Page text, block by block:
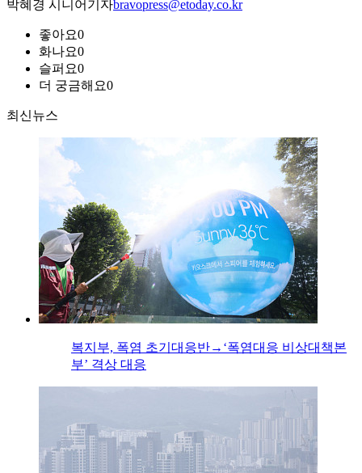
박혜경 시니어기자bravopress@etoday.co.kr
좋아요0
화나요0
슬퍼요0
더 궁금해요0
최신뉴스
복지부, 폭염 초기대응반→‘폭염대응 비상대책본
부’ 격상 대응